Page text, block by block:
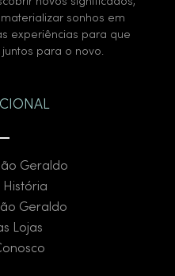
novos significados,
sonhos em
experiências para que
para o novo.
Geraldo
História
Geraldo
Lojas